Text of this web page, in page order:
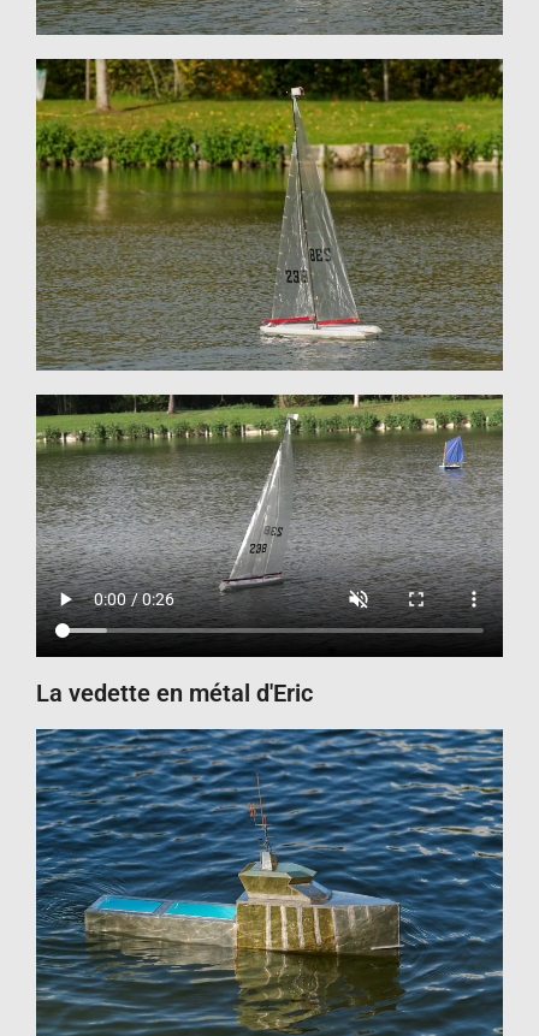
La vedette en métal d'Eric